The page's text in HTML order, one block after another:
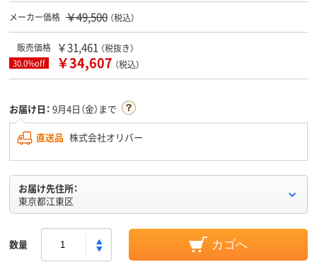
メーカー価格 ￥49,500 （税込）
販売価格 ￥31,461 （税抜き）
30.0%off ￥34,607 （税込）
お届け日： 9月4日（金）まで
直送品 株式会社オリバー
お届け先住所：
東京都江東区
数量 カゴへ